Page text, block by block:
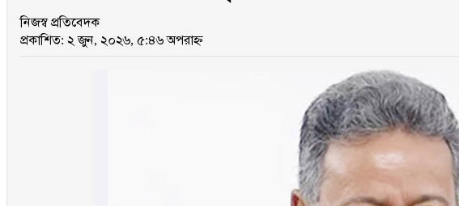
নিজস্ব প্রতিবেদক
প্রকাশিত: ২ জুন, ২০২৬, ৫:৪৬ অপরাহ্ন